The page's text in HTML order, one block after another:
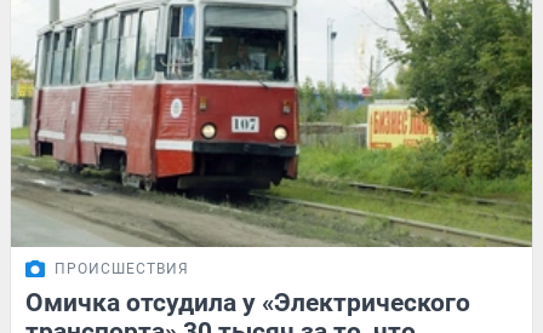
ПРОИСШЕСТВИЯ
Омичка отсудила у «Электрического